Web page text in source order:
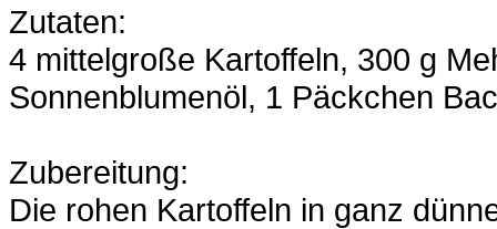
Zutaten:
4 mittelgroße Kartoffeln, 300 g
Sonnenblumenöl, 1 Päckchen
Zubereitung:
Die rohen Kartoffeln in ganz